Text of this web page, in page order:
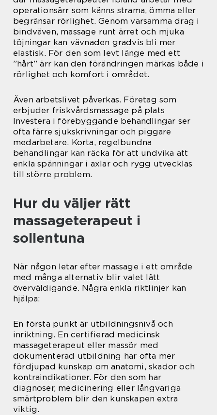
operationsärr som känns strama, ömma eller
begränsar rörlighet. Genom varsamma drag i
bindväven, massage runt ärret och mjuka
töjningar kan vävnaden gradvis bli mer
elastisk. För den som levt länge med ett
”hårt” ärr kan den förändringen märkas både i
rörlighet och komfort i området.
Även arbetslivet påverkas. Företag som
erbjuder friskvårdsmassage på plats
Investera i förebyggande behandlingar ser
ofta färre sjukskrivningar och piggare
medarbetare. Korta, regelbundna
behandlingar kan räcka för att undvika att
enkla spänningar i axlar och rygg utvecklas
till större problem.
Hur du väljer rätt
massageterapeut i
sollentuna
När någon letar efter massage i ett område
med många alternativ blir valet lätt
överväldigande. Några enkla riktlinjer kan
hjälpa:
En första punkt är utbildningsnivå och
inriktning. En certifierad medicinsk
massageterapeut eller massör med
dokumenterad utbildning har ofta mer
fördjupad kunskap om anatomi, skador och
kontraindikationer. För den som har
diagnoser, medicinering eller långvariga
smärtproblem blir den kunskapen extra
viktig.